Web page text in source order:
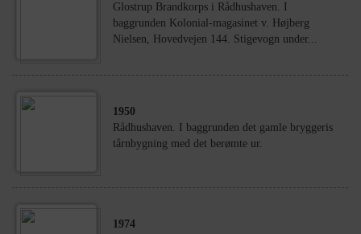
Glostrup Brandkorps i Rådhushaven. I
baggrunden Kolonial-magasinet v. Højberg
Nielsen, Hovedvejen 144. Stigevogn under...
1950
Rådhushaven. I baggrunden det gamle bryggeris
tårnbygning med det berømte ur.
1974